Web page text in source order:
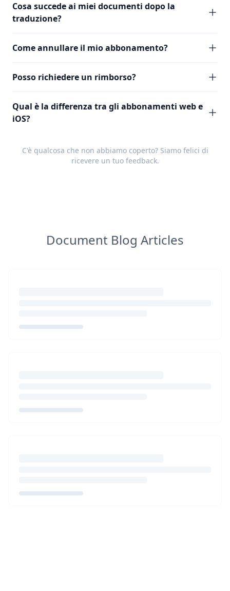
Cosa succede ai miei documenti dopo la
traduzione?
Come annullare il mio abbonamento?
Posso richiedere un rimborso?
Qual è la differenza tra gli abbonamenti web e
iOS?
C'è qualcosa che non abbiamo coperto? Siamo felici di
ricevere un tuo feedback.
Document Blog Articles